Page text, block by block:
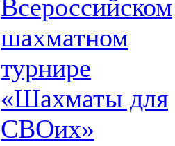
Всероссийском
шахматном
турнире
«Шахматы для
СВОих»